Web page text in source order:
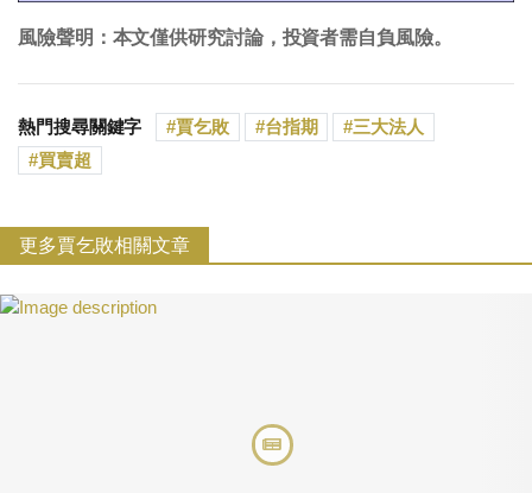
風險聲明：本文僅供研究討論，投資者需自負風險。
熱門搜尋關鍵字 賈乞敗 台指期
三大法人
買賣超
更多賈乞敗相關文章